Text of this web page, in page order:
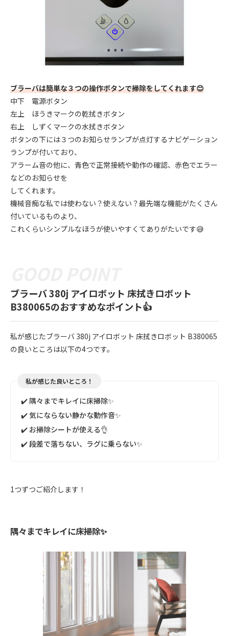
ブラーバは簡単な３つの操作ボタンで掃除をしてくれます😊
中下 電源ボタン
左上 ほうきマークの乾拭きボタン
右上 しずくマークの水拭きボタン
ボタンの下には３つのお知らせランプが点灯するナビゲーション
ランプが付いており、
アラーム音の他に、青色で正常接続や動作の確認、赤色でエラー
などのお知らせを
してくれます。
機械音痴な私では使わない？使えない？最先端な機能がたくさん
付いているものより、
これくらいシンプルなほうが使いやすくてありがたいです😅
ブラーバ 380j アイロボット 床拭きロボット
B380065のおすすめなポイント👍
私が感じたブラーバ 380j アイロボット 床拭きロボット B380065
の良いところは以下の4つです。
私が感じた良いところ！
✔️ 隅々までキレイに床掃除✨
✔️ 気にならない静かな動作音✨
✔️ お掃除シートが使える👌
✔️ 段差で落ちない、ラグに乗らない✨
1つずつご紹介します！
隅々までキレイに床掃除✨